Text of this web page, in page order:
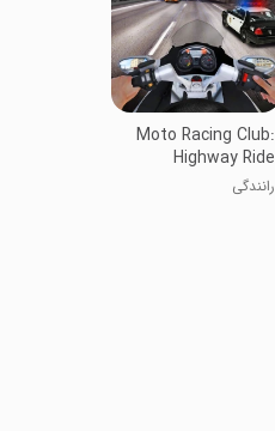
Moto Racing Club:
Highway Ride
رانندگی